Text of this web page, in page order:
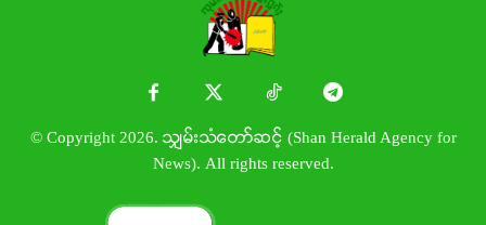
© Copyright 2026. သျှမ်းသံတော်ဆင့် (Shan Herald Agency for
News). All rights reserved.